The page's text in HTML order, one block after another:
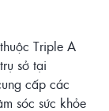
Triple A
sở tại
cấp các
sóc sức khỏe